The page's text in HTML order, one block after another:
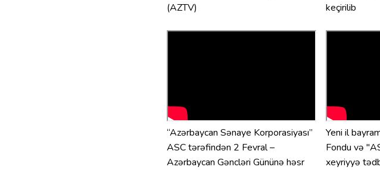
(AZTV)
keçirilib
“Azərbaycan Sənaye Korporasiyası”
ASC tərəfindən 2 Fevral –
Azərbaycan Gəncləri Gününə həsr
Yeni il
Fondu və
xeyriyyə